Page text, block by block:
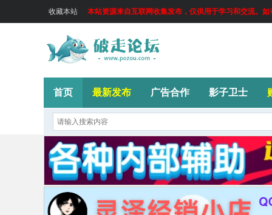
收藏本站 本站资源来自互联网收集发布，仅供用于学习和交流。
首页 最新发布 广告合作 影子卫士